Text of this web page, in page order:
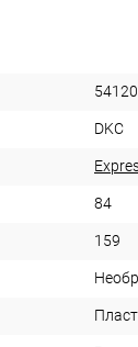
54120
DKC
84
159